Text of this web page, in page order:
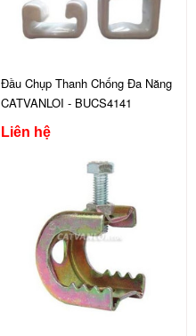
Đầu Chụp Thanh Chống Đa Năng
CATVANLOI - BUCS4141
Liên hệ